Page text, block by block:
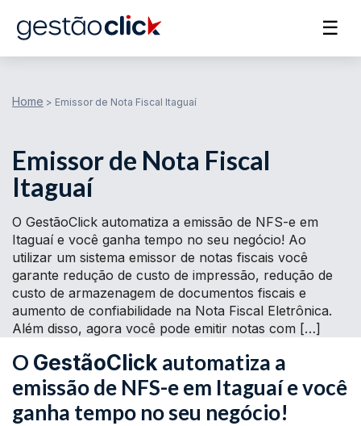
☰
Home > Emissor de Nota Fiscal Itaguaí
Emissor de Nota Fiscal
Itaguaí
O GestãoClick automatiza a emissão de NFS-e em
Itaguaí e você ganha tempo no seu negócio! Ao
utilizar um sistema emissor de notas fiscais você
garante redução de custo de impressão, redução de
custo de armazenagem de documentos fiscais e
aumento de confiabilidade na Nota Fiscal Eletrônica.
Além disso, agora você pode emitir notas com […]
O GestãoClick automatiza a
emissão de NFS-e em Itaguaí e você
ganha tempo no seu negócio!